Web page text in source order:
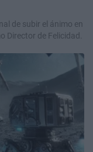
Director de Felicidad.